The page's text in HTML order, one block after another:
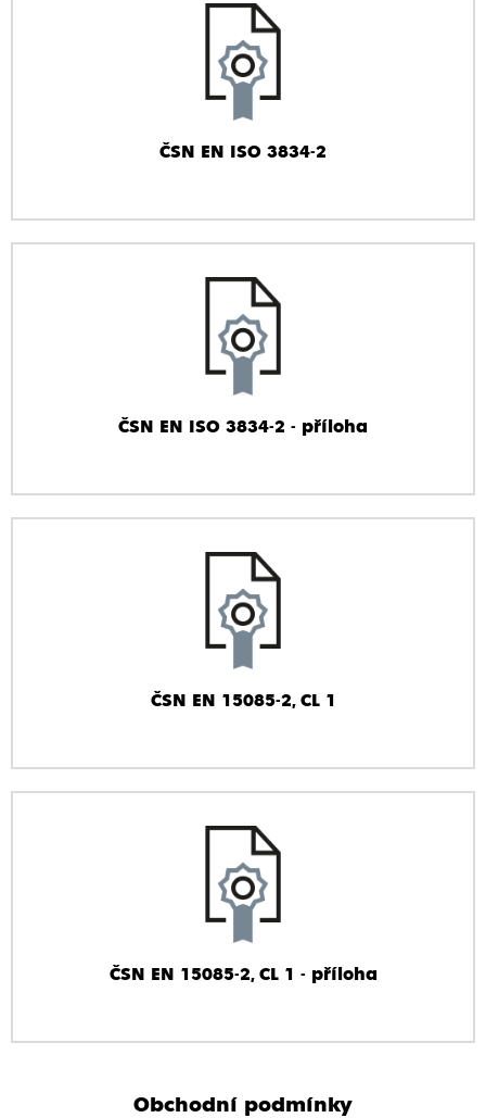
ČSN EN ISO 3834-2
ČSN EN ISO 3834-2 - příloha
ČSN EN 15085-2, CL 1
ČSN EN 15085-2, CL 1 - příloha
Obchodní podmínky